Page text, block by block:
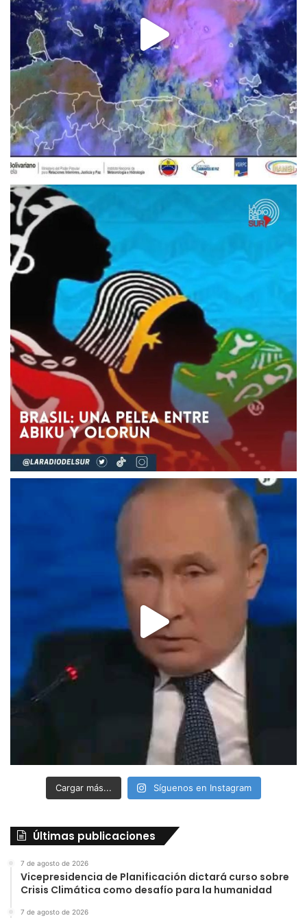
Cargar más... Síguenos en Instagram
Últimas publicaciones
7 de agosto de 2026
Vicepresidencia de Planificación dictará curso sobre
Crisis Climática como desafío para la humanidad
7 de agosto de 2026